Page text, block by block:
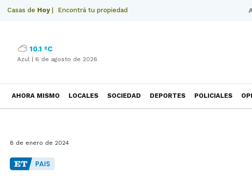
Casas de Hoy| Encontrá tu propiedad
10.1 ºC
Azul | 6 de agosto de 2026
AHORA MISMO LOCALES SOCIEDAD DEPORTES POLICIALES
8 de enero de 2024
PAIS